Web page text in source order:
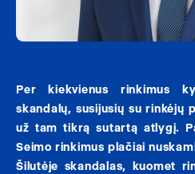
Per kiekvienus rinkimus
skandalų, susijusių su rinkėjų
už tam tikrą sutartą atlygį.
Seimo rinkimus plačiai
Šilutėje skandalas, kuomet